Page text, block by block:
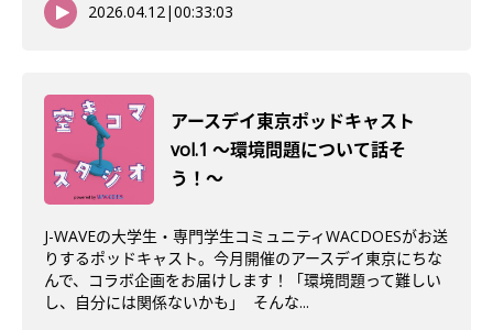
2026.04.12|00:33:03
アースデイ東京ポッドキャスト
vol.1 〜環境問題について話そ
う！〜
J-WAVEの大学生・専門学生コミュニティWACDOESがお送
りするポッドキャスト。今月開催のアースデイ東京にちな
んで、コラボ企画をお届けします！「環境問題って難しい
し、自分には関係ないかも」 そんな...